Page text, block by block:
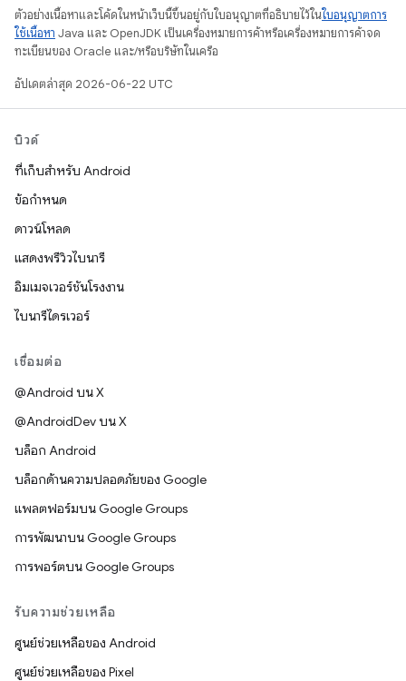
ตัวอย่างเนื้อหาและโค้ดในหน้าเว็บนี้ขึ้นอยู่กับใบอนุญาตที่อธิบายไว้ในใบอนุญาตการ
ใช้เนื้อหา Java และ OpenJDK เป็นเครื่องหมายการค้าหรือเครื่องหมายการค้าจด
ทะเบียนของ Oracle และ/หรือบริษัทในเครือ
อัปเดตล่าสุด 2026-06-22 UTC
บิวด์
ที่เก็บสำหรับ Android
ข้อกำหนด
ดาวน์โหลด
แสดงพรีวิวไบนารี
อิมเมจเวอร์ชันโรงงาน
ไบนารีไดรเวอร์
เชื่อมต่อ
@Android บน X
@AndroidDev บน X
บล็อก Android
บล็อกด้านความปลอดภัยของ Google
แพลตฟอร์มบน Google Groups
การพัฒนาบน Google Groups
การพอร์ตบน Google Groups
รับความช่วยเหลือ
ศูนย์ช่วยเหลือของ Android
ศูนย์ช่วยเหลือของ Pixel